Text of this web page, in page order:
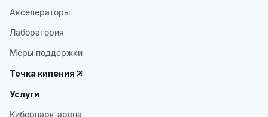
Акселераторы
Лаборатория
Меры поддержки
Точка кипения
Услуги
Киберпарк-арена